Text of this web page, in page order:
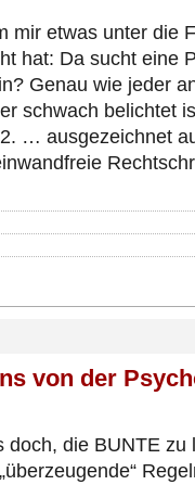
mir etwas unter die
hat: Da sucht eine
Genau wie jeder
schwach belichtet
… ausgezeichnet
von der
doch, die BUNTE zu